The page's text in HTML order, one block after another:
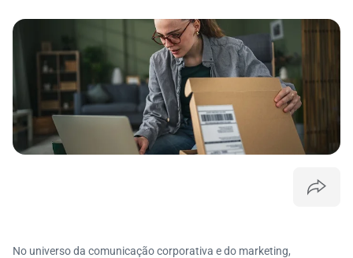
No universo da comunicação corporativa e do marketing,